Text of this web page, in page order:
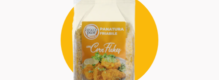
FRIABILE
CROCCANTISSIMA
ALLEGRA